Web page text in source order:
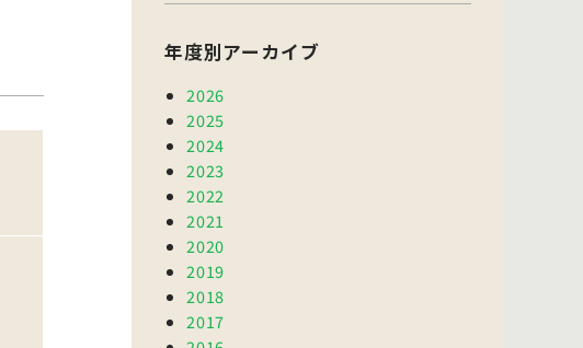
年度別アーカイブ
2026
2025
2024
2023
2022
2021
2020
2019
2018
2017